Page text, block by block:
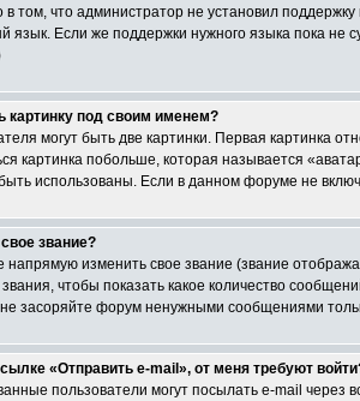
в том, что администратор не установил
язык. Если же поддержки нужного языка пока
картинку под своим именем?
могут быть две картинки. Первая картинка
картинка побольше, которая называется
использованы. Если в данном форуме не
звание?
изменить свое звание (звание
чтобы показать какое количество
засоряйте форум ненужными сообщениями
«Отправить e-mail», от меня требуют
пользователи могут посылать e-mail